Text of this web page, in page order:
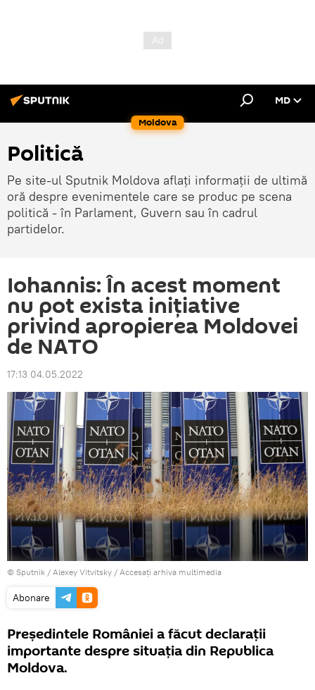
Moldova
MD
Politică
Pe site-ul Sputnik Moldova aflați informații de ultimă
oră despre evenimentele care se produc pe scena
politică - în Parlament, Guvern sau în cadrul
partidelor.
Iohannis: În acest moment
nu pot exista inițiative
privind apropierea Moldovei
de NATO
17:13 04.05.2022
© Sputnik / Alexey Vitvitsky / Accesați arhiva multimedia
Abonare
Președintele României a făcut declarații
importante despre situația din Republica
Moldova.